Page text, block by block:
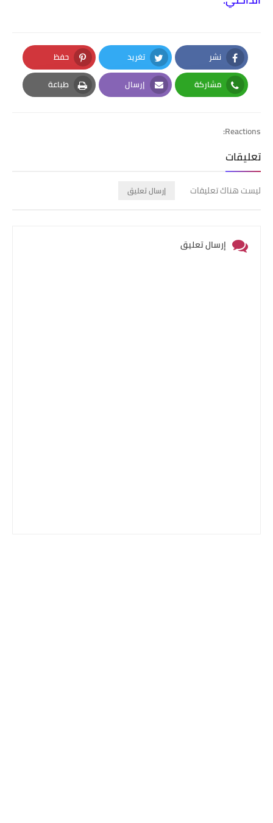
نشر
Facebook
تغريد
Twitter
حفظ
Pinterest
مشاركة
Whatsapp
إرسال
Email
طباعة
Print
Reactions:
تعليقات
ليست هناك تعليقات إرسال تعليق
إرسال تعليق